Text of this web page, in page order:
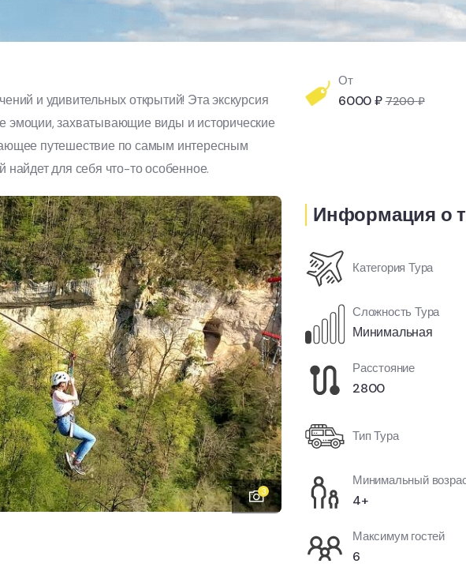
и удивительных открытий! Эта экскурсия
эмоции, захватывающие виды и исторические
путешествие по самым интересным
для себя что-то особенное.
От
6000₽ 7200₽
3
Информация о
Категория Тура
Сложность Тура
Минимальная
Расстояние
2800
Тип Тура
Минимальный
4+
Максимум гостей
6